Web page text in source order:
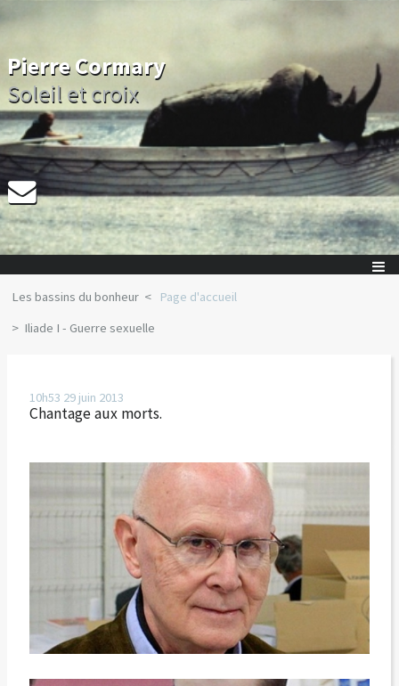
Pierre Cormary
Soleil et croix
Les bassins du bonheur
Page d'accueil
Iliade I - Guerre sexuelle
10h53 29 juin 2013
Chantage aux morts.